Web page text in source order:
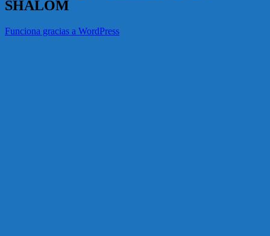
SHALOM
Funciona gracias a WordPress